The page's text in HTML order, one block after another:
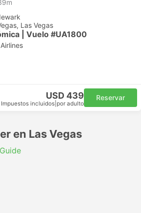
Las Vegas
| Vuelo #UA1800
USD 439
Impuestos incluidos por adulto
Reservar
en Las Vegas